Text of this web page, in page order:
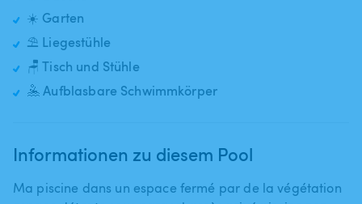
☀️ Garten
⛱️ Liegestühle
🪑 Tisch und Stühle
🤽 Aufblasbare Schwimmkörper
Informationen zu diesem Pool
Ma piscine dans un espace fermé par de la végétation